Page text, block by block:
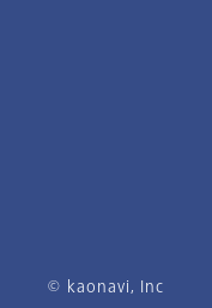
© ︎kaonavi, Inc